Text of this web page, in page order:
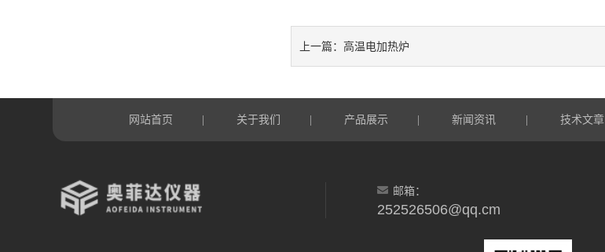
上一篇： 高温电加热炉
网站首页 关于我们 产品展示 新闻资讯 技术文章
邮箱：
252526506@qq.cm